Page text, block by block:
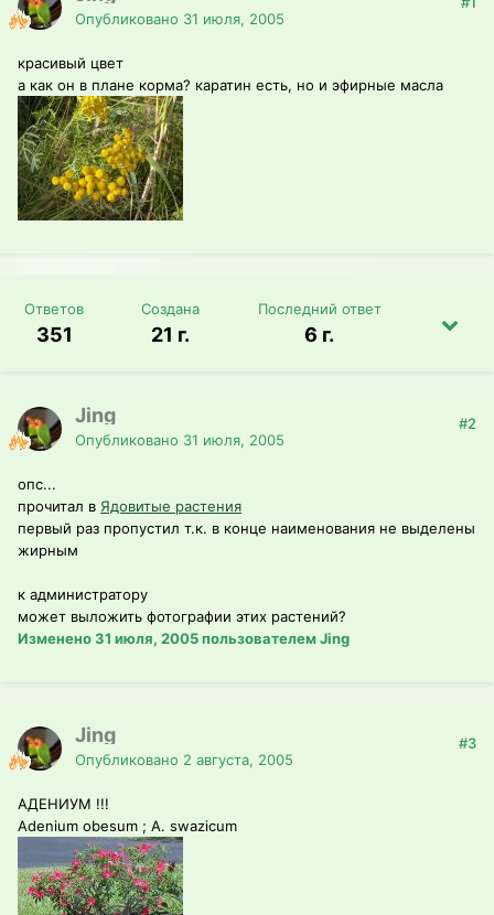
Опубликовано 31 июля, 2005
красивый цвет
а как он в плане корма? каратин есть, но и эфирные масла
Ответов
351
Создана
21 г.
Последний ответ
6 г.
Jing
Опубликовано 31 июля, 2005
#2
опс...
прочитал в Ядовитые растения
первый раз пропустил т.к. в конце наименования не выделены
жирным
к администратору
может выложить фотографии этих растений?
Изменено31 июля, 2005пользователем Jing
Jing
Опубликовано 2 августа, 2005
#3
АДЕНИУМ !!!
Adenium obesum ; A. swazicum